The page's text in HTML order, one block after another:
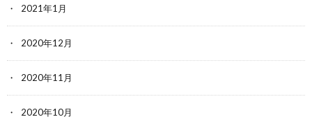
2021年1月
2020年12月
2020年11月
2020年10月